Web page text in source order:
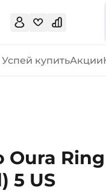
Успей купитьАкции
Oura
5 US